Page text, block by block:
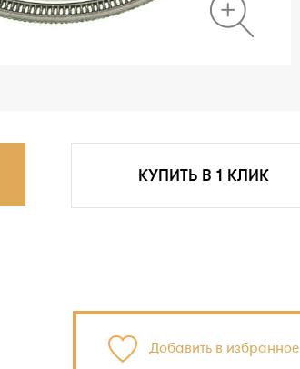
КУПИТЬ В 1 КЛИК
Добавить в избранное